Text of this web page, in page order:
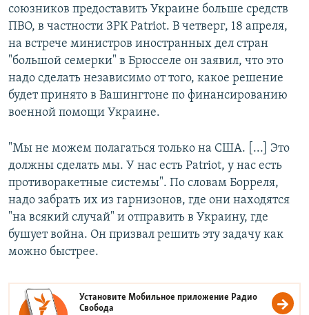
союзников предоставить Украине больше средств
ПВО, в частности ЗРК Patriot. В четверг, 18 апреля,
на встрече министров иностранных дел стран
"большой семерки" в Брюсселе он заявил, что это
надо сделать независимо от того, какое решение
будет принято в Вашингтоне по финансированию
военной помощи Украине.
"Мы не можем полагаться только на США. [...] Это
должны сделать мы. У нас есть Patriot, у нас есть
противоракетные системы". По словам Борреля,
надо забрать их из гарнизонов, где они находятся
"на всякий случай" и отправить в Украину, где
бушует война. Он призвал решить эту задачу как
можно быстрее.
Установите Мобильное приложение Радио
Свобода